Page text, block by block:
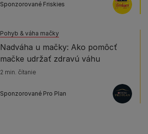
Sponzorované Friskies
Pohyb & váha mačky
Nadváha u mačky: Ako pomôcť
mačke udržať zdravú váhu
2 min. čítanie
Sponzorované Pro Plan